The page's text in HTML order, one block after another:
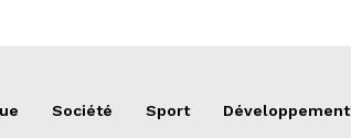
Société Sport Développement